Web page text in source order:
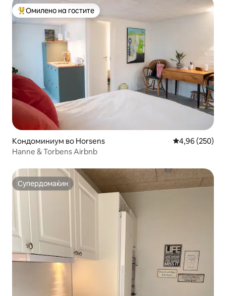
Меѓу најуспешните „Омилени на гостите“
Омилено на гостите
Кондоминиум во Horsens Просечна
4,96 (250)
Hanne & Torbens Airbnb
Супердомаќин
Супердомаќин